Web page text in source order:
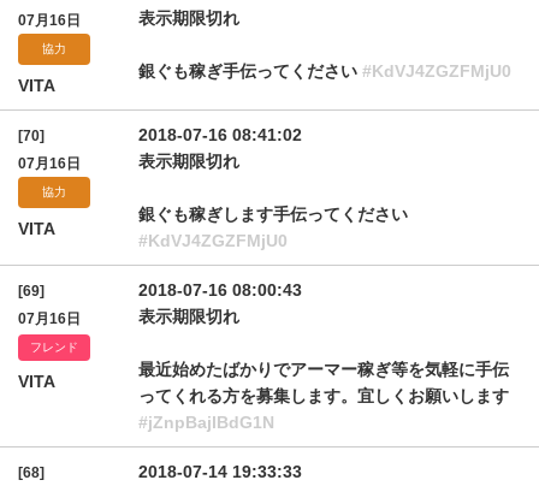
07月16日
協力
VITA
表示期限切れ
銀ぐも稼ぎ手伝ってください #KdVJ4ZGZFMjU0
[70]
07月16日
協力
VITA
2018-07-16 08:41:02
表示期限切れ
銀ぐも稼ぎします手伝ってください
#KdVJ4ZGZFMjU0
[69]
07月16日
フレンド
VITA
2018-07-16 08:00:43
表示期限切れ
最近始めたばかりでアーマー稼ぎ等を気軽に手伝
ってくれる方を募集します。宜しくお願いします
#jZnpBajlBdG1N
[68]
2018-07-14 19:33:33